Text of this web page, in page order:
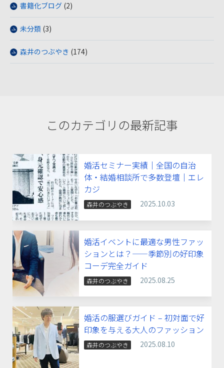
書籍化ブログ (2)
未分類 (3)
森井のつぶやき (174)
このカテゴリの最新記事
婚活セミナー実績｜全国の自治
体・結婚相談所で多数登壇｜エレ
カジ
森井のつぶやき 2025.10.03
婚活イベントに最適な男性ファッ
ションとは？——季節別の好印象
コーデ完全ガイド
森井のつぶやき 2025.08.25
婚活の服選びガイド – 初対面で好
印象を与える大人のファッション
森井のつぶやき 2025.08.10